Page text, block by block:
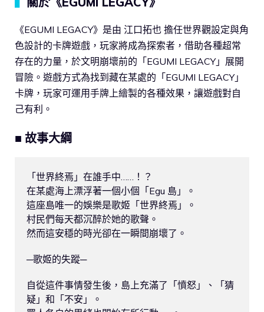
《EGUMI LEGACY》是由 江口拓也 擔任世界觀設定與角
色設計的卡牌遊戲，玩家將成為探索者，借助各種超常
存在的力量，於文明崩壞前的「EGUMI LEGACY」展開
冒險。遊戲方式為找到藏在某處的「EGUMI LEGACY」
卡牌，玩家可運用手牌上繪製的各種效果，讓遊戲對自
己有利。
■ 故事大綱
「世界終焉」在誰手中……！？
在某處海上漂浮著一個小個「Egu 島」。
這座島唯一的娛樂是歌姬「世界終焉」。
村民們每天都沉醉於她的歌聲。
然而這安穩的時光卻在一瞬間崩壞了。
─歌姬的失蹤─
自從這件事情發生後，島上充滿了「憤怒」、「猜
疑」和「不安」。